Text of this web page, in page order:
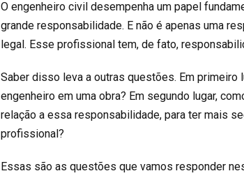
O engenheiro civil desempenha um papel
grande responsabilidade. E não é apenas uma
legal. Esse profissional tem, de fato,
Saber disso leva a outras questões. Em primeiro
engenheiro em uma obra? Em segundo lugar,
relação a essa responsabilidade, para ter mais
profissional?
Essas são as questões que vamos responder